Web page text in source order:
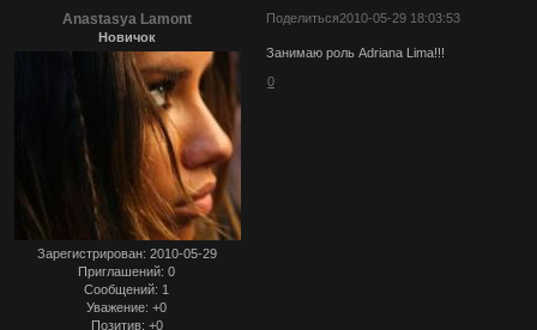
Поделиться2010-05-29 18:03:53
Anastasya Lamont
Новичок
Зарегистрирован: 2010-05-29
Приглашений: 0
Сообщений: 1
Уважение: +0
Позитив: +0
Занимаю роль Adriana Lima!!!
0